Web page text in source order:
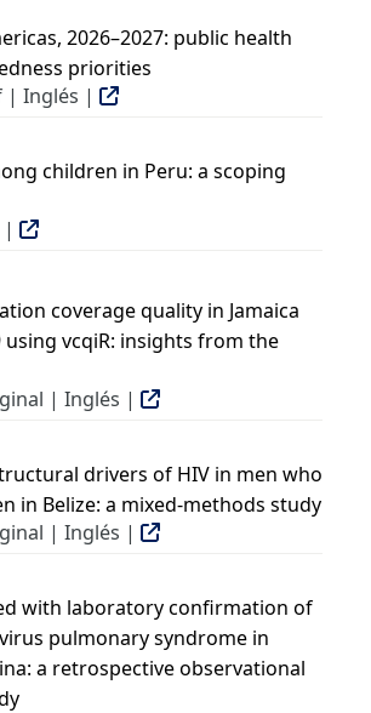
2026–2027: public health
priorities
| Inglés |
children in Peru: a scoping
|
coverage quality in Jamaica
using vcqiR: insights from the
| Inglés |
drivers of HIV in men who
in Belize: a mixed-methods study
| Inglés |
with laboratory confirmation of
pulmonary syndrome in
a retrospective observational